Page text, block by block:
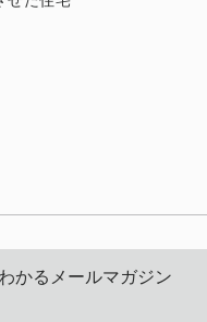
かるメールマガジン